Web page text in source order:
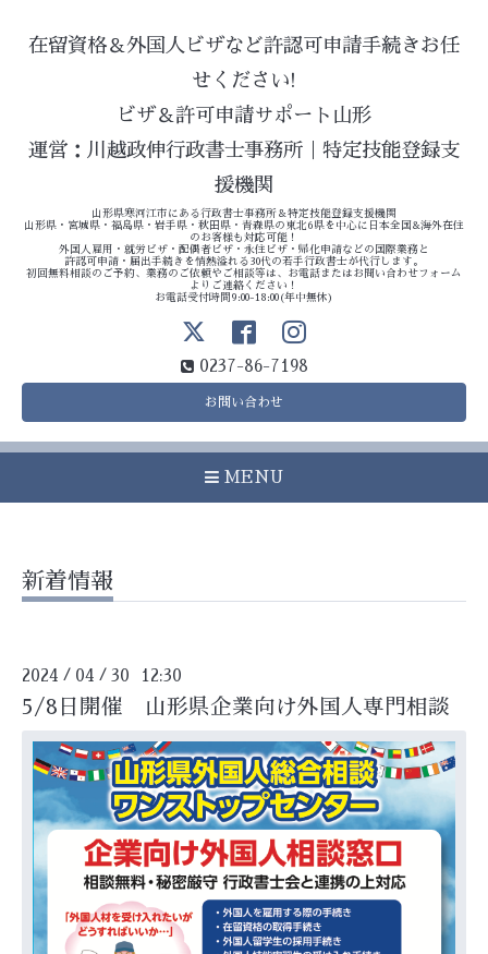
在留資格＆外国人ビザなど許認可申請手続きお任
せください!
ビザ＆許可申請サポート山形
運営：川越政伸行政書士事務所｜特定技能登録支
援機関
山形県寒河江市にある行政書士事務所＆特定技能登録支援機関
山形県・宮城県・福島県・岩手県・秋田県・青森県の東北6県を中心に日本全国&海外在住
のお客様も対応可能！
外国人雇用・就労ビザ・配偶者ビザ・永住ビザ・帰化申請などの国際業務と
許認可申請・届出手続きを情熱溢れる30代の若手行政書士が代行します。
初回無料相談のご予約、業務のご依頼やご相談等は、お電話またはお問い合わせフォーム
よりご連絡ください！
お電話受付時間9:00-18:00(年中無休)
0237-86-7198
お問い合わせ
MENU
新着情報
2024 / 04 / 30 12:30
5/8日開催 山形県企業向け外国人専門相談